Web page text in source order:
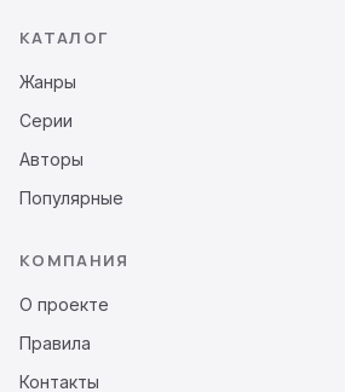
КАТАЛОГ
Жанры
Серии
Авторы
Популярные
КОМПАНИЯ
О проекте
Правила
Контакты